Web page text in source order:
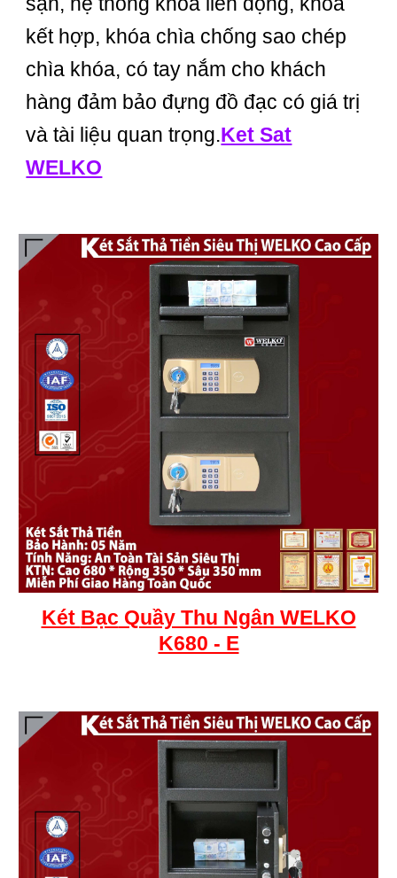
kết hợp, khóa chìa chống sao chép
chìa khóa, có tay nắm cho khách
hàng đảm bảo đựng đồ đạc có giá trị
và tài liệu quan trọng.Ket Sat
WELKO
Két Bạc Quầy Thu Ngân WELKO
K680 - E